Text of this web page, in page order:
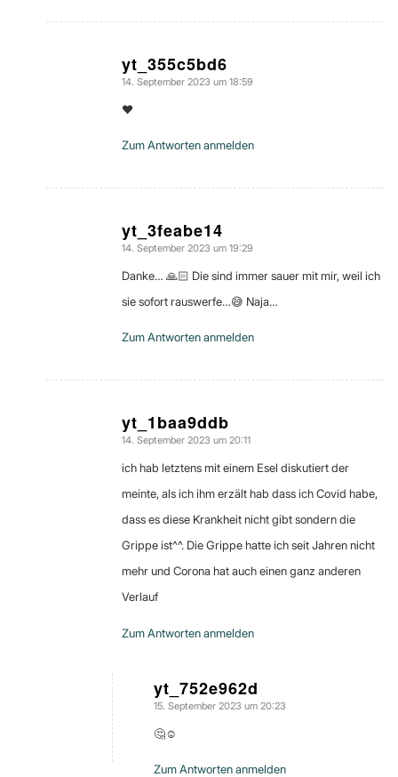
yt_355c5bd6
sagte:
14. September 2023 um 18:59
❤
Zum Antworten anmelden
yt_3feabe14
sagte:
14. September 2023 um 19:29
Danke… 🙏🏻 Die sind immer sauer mit mir, weil ich
sie sofort rauswerfe…😅 Naja…
Zum Antworten anmelden
yt_1baa9ddb
sagte:
14. September 2023 um 20:11
ich hab letztens mit einem Esel diskutiert der
meinte, als ich ihm erzält hab dass ich Covid habe,
dass es diese Krankheit nicht gibt sondern die
Grippe ist^^. Die Grippe hatte ich seit Jahren nicht
mehr und Corona hat auch einen ganz anderen
Verlauf
Zum Antworten anmelden
yt_752e962d
sagte:
15. September 2023 um 20:23
🤔☺️
Zum Antworten anmelden